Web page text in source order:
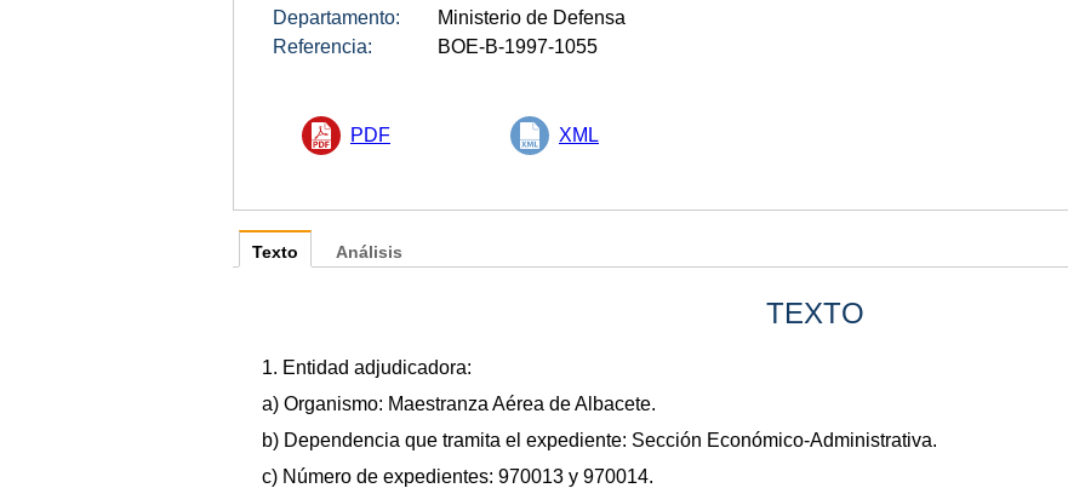
Departamento:
Ministerio de Defensa
Referencia:
BOE-B-1997-1055
PDF XML
Texto
TEXTO
1. Entidad adjudicadora:
a) Organismo: Maestranza Aérea de Albacete.
b) Dependencia que tramita el expediente: Sección Económico-Administrativa.
c) Número de expedientes: 970013 y 970014.
Análisis